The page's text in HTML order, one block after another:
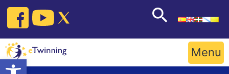
Open toolbar
Skip
content
Menu